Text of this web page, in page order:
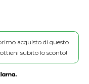
acquisto di questo
subito lo sconto!